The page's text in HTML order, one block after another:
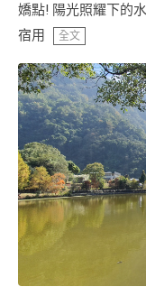
嬌點! 陽光照耀下的
宿用
全文